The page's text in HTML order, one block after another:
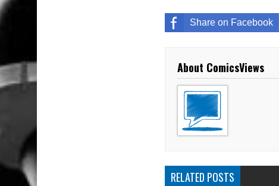
Share on Facebook
About ComicsViews
RELATED POSTS